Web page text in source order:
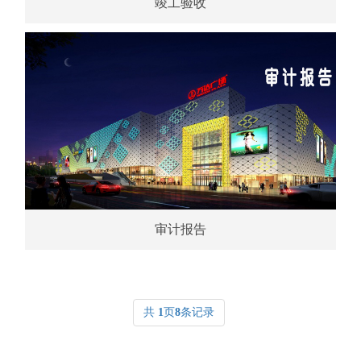
竣工验收
审计报告
共 1 页8条记录